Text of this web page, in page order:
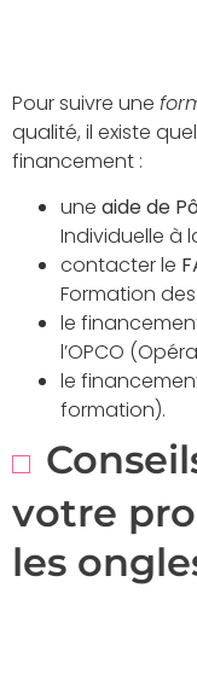
Pour suivre une
qualité, il existe
financement :
une aide de
Individuelle à
contacter le
Formation
le
l’OPCO
le
formation).
votre
les